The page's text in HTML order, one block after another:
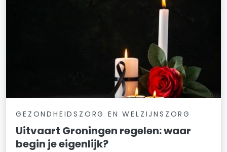
GEZONDHEIDSZORG EN WELZIJNSZORG
Uitvaart Groningen regelen: waar
begin je eigenlijk?